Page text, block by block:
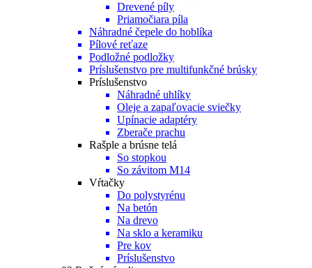
Drevené píly
Priamočiara píla
Náhradné čepele do hoblíka
Pílové reťaze
Podložné podložky
Príslušenstvo pre multifunkčné brúsky
Príslušenstvo
Náhradné uhlíky
Oleje a zapaľovacie sviečky
Upínacie adaptéry
Zberače prachu
Rašple a brúsne telá
So stopkou
So závitom M14
Vŕtačky
Do polystyrénu
Na betón
Na drevo
Na sklo a keramiku
Pre kov
Príslušenstvo